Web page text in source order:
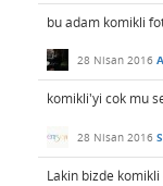
bu adam komikli
28 Nisan 2016
komikli'yi cok mu
28 Nisan 2016
Lakin bizde komikli